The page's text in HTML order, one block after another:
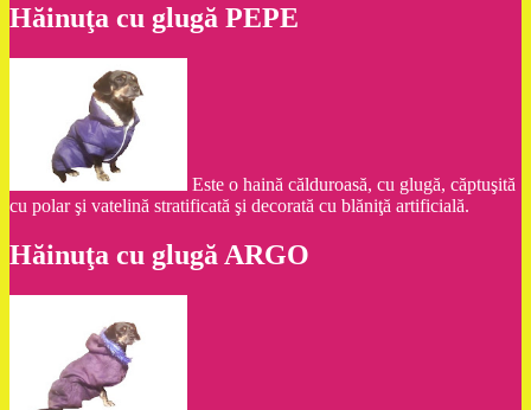
Hăinuţa cu glugă PEPE
Este o haină călduroasă, cu glugă, căptuşită
cu polar şi vatelină stratificată şi decorată cu blăniţă artificială.
Hăinuţa cu glugă ARGO